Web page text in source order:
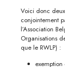
Voici donc
conjointement
l’Association
Organisations
que le RWLP) :